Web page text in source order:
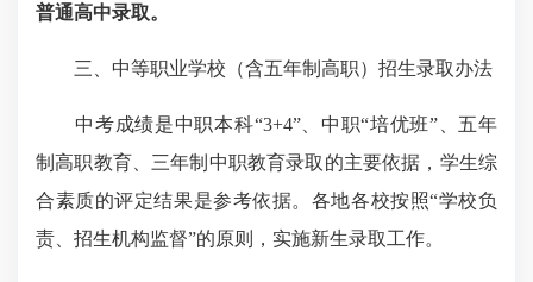
普通高中录取。
三、中等职业学校（含五年制高职）招生录取办法
中考成绩是中职本科“3+4”、中职“培优班”、五年
制高职教育、三年制中职教育录取的主要依据，学生综
合素质的评定结果是参考依据。各地各校按照“学校负
责、招生机构监督”的原则，实施新生录取工作。